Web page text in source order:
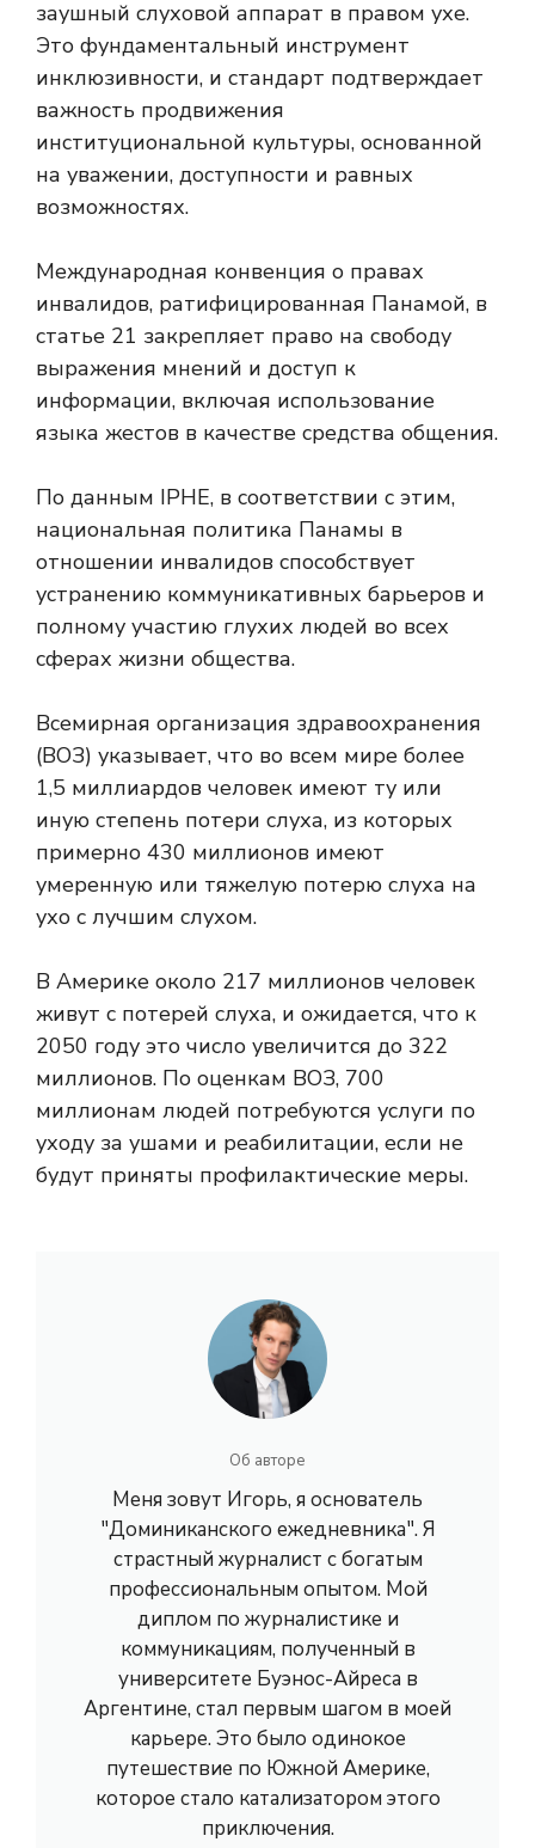
Это фундаментальный инструмент
инклюзивности, и стандарт подтверждает
важность продвижения
институциональной культуры, основанной
на уважении, доступности и равных
возможностях.
Международная конвенция о правах
инвалидов, ратифицированная Панамой, в
статье 21 закрепляет право на свободу
выражения мнений и доступ к
информации, включая использование
языка жестов в качестве средства общения.
По данным IPHE, в соответствии с этим,
национальная политика Панамы в
отношении инвалидов способствует
устранению коммуникативных барьеров и
полному участию глухих людей во всех
сферах жизни общества.
Всемирная организация здравоохранения
(ВОЗ) указывает, что во всем мире более
1,5 миллиардов человек имеют ту или
иную степень потери слуха, из которых
примерно 430 миллионов имеют
умеренную или тяжелую потерю слуха на
ухо с лучшим слухом.
В Америке около 217 миллионов человек
живут с потерей слуха, и ожидается, что к
2050 году это число увеличится до 322
миллионов. По оценкам ВОЗ, 700
миллионам людей потребуются услуги по
уходу за ушами и реабилитации, если не
будут приняты профилактические меры.
Об авторе
Меня зовут Игорь, я основатель
"Доминиканского ежедневника". Я
страстный журналист с богатым
профессиональным опытом. Мой
диплом по журналистике и
коммуникациям, полученный в
университете Буэнос-Айреса в
Аргентине, стал первым шагом в моей
карьере. Это было одинокое
путешествие по Южной Америке,
которое стало катализатором этого
приключения.